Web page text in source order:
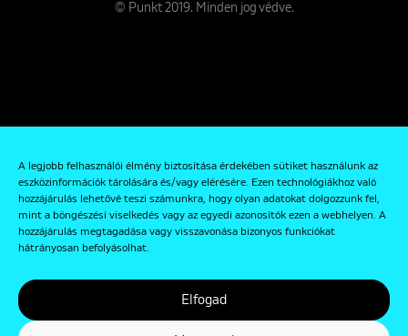
A legjobb felhasználói élmény biztosítása érdekében sütiket használunk az
eszközinformációk tárolására és/vagy elérésére. Ezen technológiákhoz való
hozzájárulás lehetővé teszi számunkra, hogy olyan adatokat dolgozzunk fel,
mint a böngészési viselkedés vagy az egyedi azonosítók ezen a webhelyen. A
hozzájárulás megtagadása vagy visszavonása bizonyos funkciókat
hátrányosan befolyásolhat.
Elfogad
© Punkt 2019. Minden jog védve.
Kapcsolat
Adatkezelési és Adatvédelmi Szabályzat